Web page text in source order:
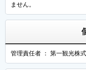
ません。
管理責任者 ： 第一観光株